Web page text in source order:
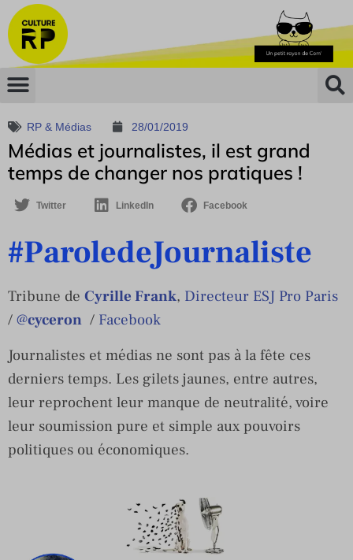
RP & Médias 28/01/2019
Médias et journalistes, il est grand
temps de changer nos pratiques !
Twitter LinkedIn Facebook
#ParoledeJournaliste
Tribune de Cyrille Frank, Directeur ESJ Pro Paris
/ @cyceron / Facebook
Journalistes et médias ne sont pas à la fête ces
derniers temps. Les gilets jaunes, entre autres,
leur reprochent leur manque de neutralité, voire
leur soumission pure et simple aux pouvoirs
politiques ou économiques.